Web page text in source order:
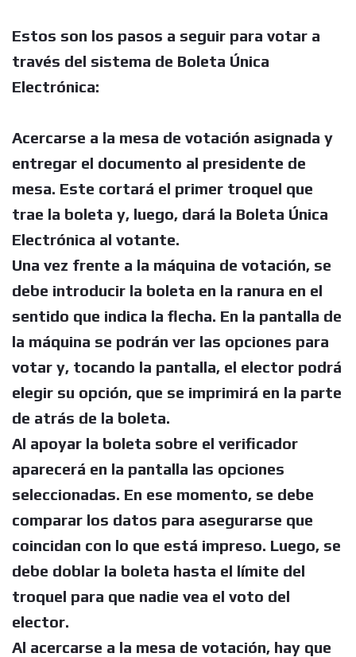
Estos son los pasos a seguir para votar a
través del sistema de Boleta Única
Electrónica:
Acercarse a la mesa de votación asignada y
entregar el documento al presidente de
mesa. Este cortará el primer troquel que
trae la boleta y, luego, dará la Boleta Única
Electrónica al votante.
Una vez frente a la máquina de votación, se
debe introducir la boleta en la ranura en el
sentido que indica la flecha. En la pantalla de
la máquina se podrán ver las opciones para
votar y, tocando la pantalla, el elector podrá
elegir su opción, que se imprimirá en la parte
de atrás de la boleta.
Al apoyar la boleta sobre el verificador
aparecerá en la pantalla las opciones
seleccionadas. En ese momento, se debe
comparar los datos para asegurarse que
coincidan con lo que está impreso. Luego, se
debe doblar la boleta hasta el límite del
troquel para que nadie vea el voto del
elector.
Al acercarse a la mesa de votación, hay que